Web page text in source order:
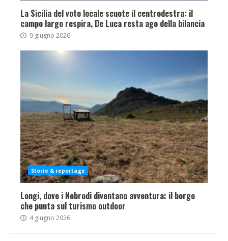
La Sicilia del voto locale scuote il centrodestra: il
campo largo respira, De Luca resta ago della bilancia
9 giugno 2026
Storie & reportage
Longi, dove i Nebrodi diventano avventura: il borgo
che punta sul turismo outdoor
4 giugno 2026